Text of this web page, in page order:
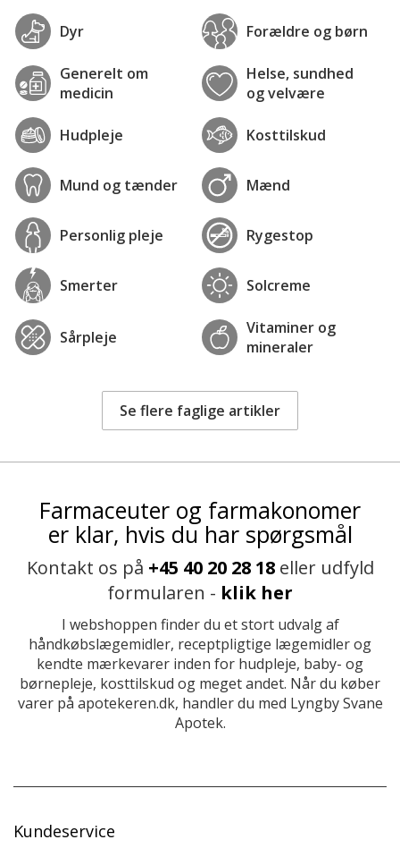
Dyr Forældre og børn
Generelt om
medicin
Helse, sundhed
og velvære
Hudpleje Kosttilskud
Mund og tænder Mænd
Personlig pleje Rygestop
Smerter Solcreme
Sårpleje
Vitaminer og
mineraler
Se flere faglige artikler
Farmaceuter og farmakonomer
er klar, hvis du har spørgsmål
Kontakt os på +45 40 20 28 18eller udfyld
formularen - klik her
I webshoppen finder du et stort udvalg af
håndkøbslægemidler, receptpligtige lægemidler og
kendte mærkevarer inden for hudpleje, baby- og
børnepleje, kosttilskud og meget andet. Når du køber
varer på apotekeren.dk, handler du med Lyngby Svane
Apotek.
Kundeservice